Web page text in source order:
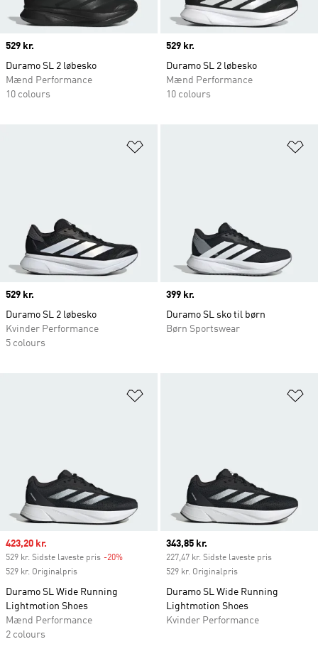
Price
529 kr.
Duramo SL 2 løbesko
Mænd Performance
10 colours
Price
529 kr.
Duramo SL 2 løbesko
Mænd Performance
10 colours
Price
529 kr.
Duramo SL 2 løbesko
Kvinder Performance
5 colours
Price
399 kr.
Duramo SL sko til børn
Børn Sportswear
Sale price
423,20 kr.
529 kr. Sidste laveste pris -20%
529 kr. Originalpris
Duramo SL Wide Running
Lightmotion Shoes
Mænd Performance
2 colours
Current price
343,85 kr.
227,47 kr. Sidste laveste pris
529 kr. Originalpris
Duramo SL Wide Running
Lightmotion Shoes
Kvinder Performance